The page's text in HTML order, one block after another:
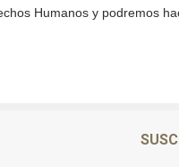
Humanos y podremos